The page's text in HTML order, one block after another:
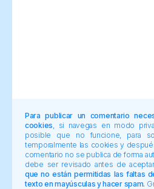
Para publicar un comentario
cookies , si navegas en modo
posible que no funcione, para
temporalmente las cookies y
comentario no se publica de forma
debe ser revisado antes de
que no están permitidas las faltas
texto en mayúsculas y hacer spam.